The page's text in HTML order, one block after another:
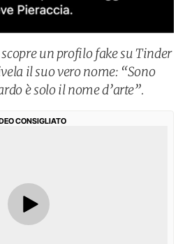
un profilo fake su Tinder
il suo vero nome: “Sono
è solo il nome d’arte”.
CONSIGLIATO